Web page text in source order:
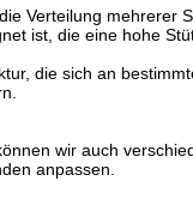
Verteilung mehrerer
ist, die eine hohe
die sich an
wir auch
anpassen.